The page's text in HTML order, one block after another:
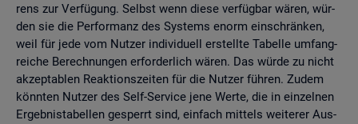
rens zur Ver­fü­gung. Selbst wenn diese ver­füg­bar wären, wür­
den sie die Per­for­manz des Sys­tems enorm ein­schrän­ken,
weil für jede vom Nut­zer in­di­vi­du­ell er­stell­te Ta­bel­le um­fang­
rei­che Be­rech­nun­gen er­for­der­lich wären. Das würde zu nicht
ak­zep­ta­blen Re­ak­ti­ons­zei­ten für die Nut­zer füh­ren. Zudem
könn­ten Nut­zer des Self-Ser­vice jene Werte, die in ein­zel­nen
Er­geb­nis­ta­bel­len ge­sperrt sind, ein­fach mit­tels wei­te­rer Aus­